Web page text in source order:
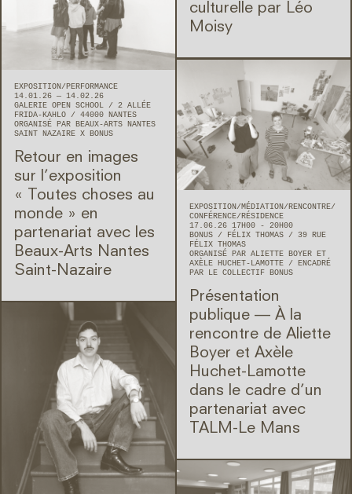
culturelle par Léo
Moisy
EXPOSITION PERFORMANCE
14.01.26 — 14.02.26
GALERIE OPEN SCHOOL
2 ALLÉE
FRIDA-KAHLO
44000 NANTES
ORGANISÉ PAR BEAUX-ARTS NANTES
SAINT NAZAIRE X BONUS
Retour en images
sur l’exposition
« Toutes choses au
monde » en
partenariat avec les
Beaux-Arts Nantes
Saint-Nazaire
EXPOSITION MÉDIATION
RENCONTRE/
CONFÉRENCE
RÉSIDENCE
17.06.26 17H00 - 20H00
BONUS
FÉLIX THOMAS
39 RUE
FÉLIX THOMAS
ORGANISÉ PAR ALIETTE BOYER ET
AXÈLE HUCHET-LAMOTTE
ENCADRÉ
PAR LE COLLECTIF BONUS
Présentation
publique — À la
rencontre de Aliette
Boyer et Axèle
Huchet-Lamotte
dans le cadre d’un
partenariat avec
TALM-Le Mans